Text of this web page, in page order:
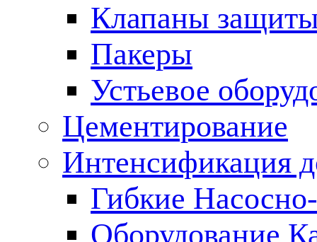
Клапаны
Пакеры
Устьевое
Цементирование
Интенсификация
Гибкие
Оборудование